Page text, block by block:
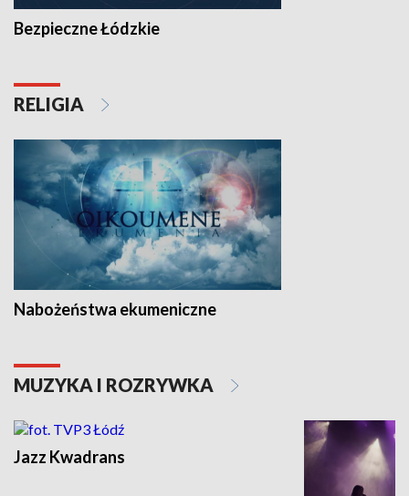
Bezpieczne Łódzkie
RELIGIA
Nabożeństwa ekumeniczne
MUZYKA I ROZRYWKA
Jazz Kwadrans